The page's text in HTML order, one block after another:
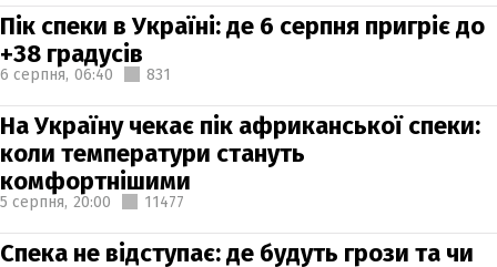
Пік спеки в Україні: де 6 серпня пригріє до
+38 градусів
6 серпня, 06:40 831
На Україну чекає пік африканської спеки:
коли температури стануть
комфортнішими
5 серпня, 20:00 11477
Спека не відступає: де будуть грози та чи